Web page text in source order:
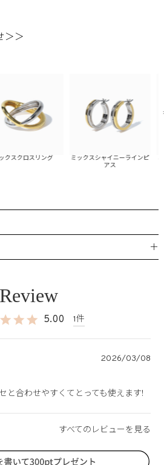
＞＞
スクロスリング
ミックスシャイニーラインピ
アス
＋
5.00 1
2026/03/08
と合わせやすくてとっても使えます!